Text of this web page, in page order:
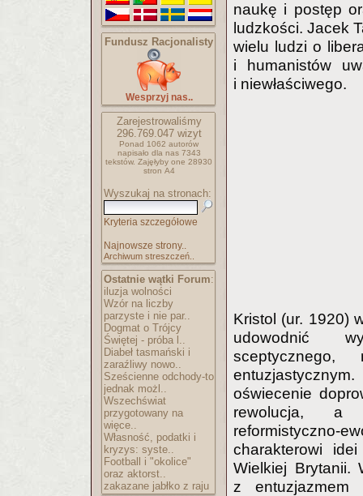
Fundusz Racjonalisty
Wesprzyj nas..
Zarejestrowaliśmy
296.769.047wizyt
Ponad 1062 autorów
napisało dla nas 7343
tekstów. Zajęłyby one 28930
stron A4
Wyszukaj na stronach:
Kryteria szczegółowe
Najnowsze strony..
Archiwum streszczeń..
Ostatnie wątki Forum:
iluzja wolności
Wzór na liczby
parzyste i nie par..
Dogmat o Trójcy
Świętej - próba l..
Diabeł tasmański i
zaraźliwy nowo..
Sześcienne odchody-to
jednak możl..
Wszechświat
przygotowany na
więce..
Własność, podatki i
kryzys: syste..
Football i "okolice"
oraz aktorst..
zakazane jabłko z raju
naukę i postęp
ludzkości. Jacek
wielu ludzi o
i humanistów
i niewłaściwego.
Kristol (ur. 1920)
udowodnić
oświecenie
rewolucja, a
reformistyczno-
charakterowi
Wielkiej Brytanii.
z entuzjazmem